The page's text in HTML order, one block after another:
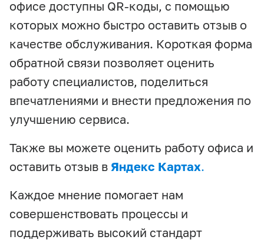
офисе доступны QR-коды, с помощью
которых можно быстро оставить отзыв о
качестве обслуживания. Короткая форма
обратной связи позволяет оценить
работу специалистов, поделиться
впечатлениями и внести предложения по
улучшению сервиса.
Также вы можете оценить работу офиса и
оставить отзыв в Яндекс Картах.
Каждое мнение помогает нам
совершенствовать процессы и
поддерживать высокий стандарт